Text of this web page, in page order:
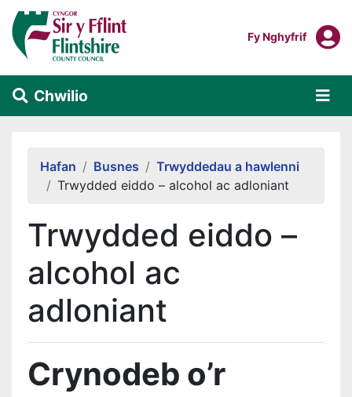
Neidio i'r prif gynnwys
Mewngofnodi I
Fy Nghyfrif
Chwilio
Hafan Busnes
Trwyddedau a hawlenni
Trwydded eiddo – alcohol ac adloniant
Trwydded eiddo –
alcohol ac
adloniant
Crynodeb o’r